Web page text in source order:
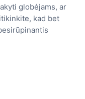
globėjams, ar
kad bet